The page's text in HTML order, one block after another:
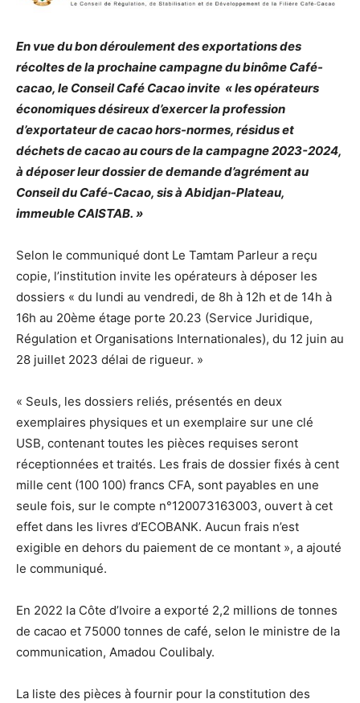
En vue du bon déroulement des exportations des
récoltes de la prochaine campagne du binôme Café-
cacao, le Conseil Café Cacao invite « les opérateurs
économiques désireux d’exercer la profession
d’exportateur de cacao hors-normes, résidus et
déchets de cacao au cours de la campagne 2023-2024,
à déposer leur dossier de demande d’agrément au
Conseil du Café-Cacao, sis à Abidjan-Plateau,
immeuble CAISTAB. »
Selon le communiqué dont Le Tamtam Parleur a reçu
copie, l’institution invite les opérateurs à déposer les
dossiers « du lundi au vendredi, de 8h à 12h et de 14h à
16h au 20ème étage porte 20.23 (Service Juridique,
Régulation et Organisations Internationales), du 12 juin au
28 juillet 2023 délai de rigueur. »
« Seuls, les dossiers reliés, présentés en deux
exemplaires physiques et un exemplaire sur une clé
USB, contenant toutes les pièces requises seront
réceptionnées et traités. Les frais de dossier fixés à cent
mille cent (100 100) francs CFA, sont payables en une
seule fois, sur le compte n°120073163003, ouvert à cet
effet dans les livres d’ECOBANK. Aucun frais n’est
exigible en dehors du paiement de ce montant », a ajouté
le communiqué.
En 2022 la Côte d’Ivoire a exporté 2,2 millions de tonnes
de cacao et 75000 tonnes de café, selon le ministre de la
communication, Amadou Coulibaly.
La liste des pièces à fournir pour la constitution des